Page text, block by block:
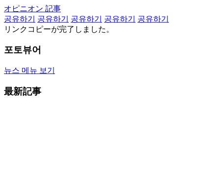
オピニオン 記事
공유하기
공유하기 공유하기 공유하기
공유하기
リンクコピーが完了しました。
포토뷰어
뉴스 메뉴 보기
最新記事